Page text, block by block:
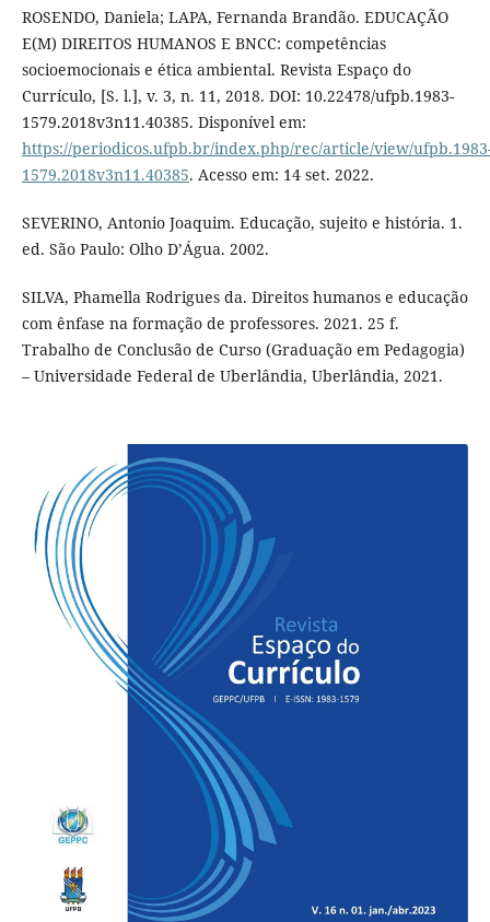
ROSENDO, Daniela; LAPA, Fernanda Brandão. EDUCAÇÃO
E(M) DIREITOS HUMANOS E BNCC: competências
socioemocionais e ética ambiental. Revista Espaço do
Currículo, [S. l.], v. 3, n. 11, 2018. DOI: 10.22478/ufpb.1983-
1579.2018v3n11.40385. Disponível em:
https://periodicos.ufpb.br/index.php/rec/article/view/
1579.2018v3n11.40385. Acesso em: 14 set. 2022.
SEVERINO, Antonio Joaquim. Educação, sujeito e história. 1.
ed. São Paulo: Olho D’Água. 2002.
SILVA, Phamella Rodrigues da. Direitos humanos e educação
com ênfase na formação de professores. 2021. 25 f.
Trabalho de Conclusão de Curso (Graduação em Pedagogia)
– Universidade Federal de Uberlândia, Uberlândia, 2021.